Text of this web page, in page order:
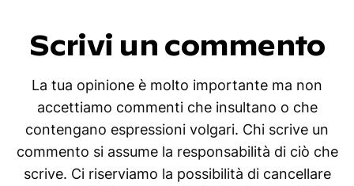
Scrivi un commento
La tua opinione è molto importante ma non
accettiamo commenti che insultano o che
contengano espressioni volgari. Chi scrive un
commento si assume la responsabilità di ciò che
scrive. Ci riserviamo la possibilità di cancellare